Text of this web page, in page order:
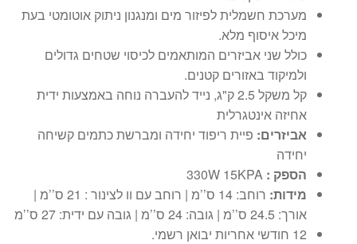
מערכת חשמלית לפיזור מים ומנגנון ניתוק אוטומטי בעת
מיכל איסוף מלא.
כולל שני אביזרים המותאמים לכיסוי שטחים גדולים
ולמיקוד באזורים קטנים.
קל משקל 2.5 ק"ג, נייד להעברה נוחה באמצעות ידית
אחיזה אינטגרלית
אביזרים: פיית ריפוד יחידה ומברשת כתמים קשיחה
יחידה
הספק :
מידות:
רוחב: 14 ס’’מ | רוחב עם וו לצינור : 21 ס’’מ |
אורך: 24.5 ס’’מ | גובה: 24 ס’’מ | גובה עם ידית: 27 ס’’מ
12 חודשי אחריות יבואן רשמי.